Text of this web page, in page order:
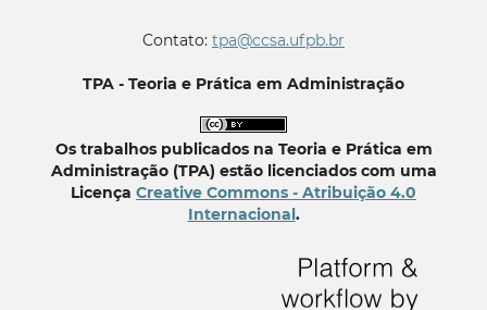
Contato: tpa@ccsa.ufpb.br
TPA - Teoria e Prática em Administração
Os trabalhos publicados na Teoria e Prática em
Administração (TPA) estão licenciados com uma
Licença Creative Commons - Atribuição 4.0
Internacional.